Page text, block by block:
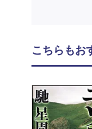
こちらもお